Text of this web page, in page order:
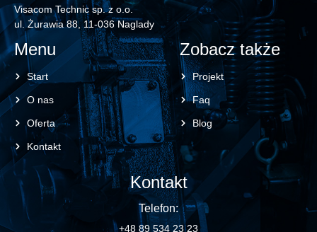
Visacom Technic sp. z o.o.
ul. Żurawia 88, 11-036 Naglady
Menu
Start
O nas
Oferta
Kontakt
Zobacz także
Projekt
Faq
Blog
Kontakt
Telefon:
+48 89 534 23 23